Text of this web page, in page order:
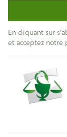
En cliquant sur
et acceptez notre